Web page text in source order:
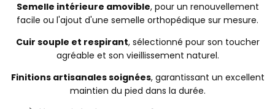
Semelle intérieure amovible, pour un renouvellement
facile ou l'ajout d'une semelle orthopédique sur mesure.
Cuir souple et respirant, sélectionné pour son toucher
agréable et son vieillissement naturel.
Finitions artisanales soignées, garantissant un excellent
maintien du pied dans la durée.